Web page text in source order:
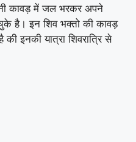
कावड़ में जल भरकर अपने
चुके है। इन शिव भक्तो की कावड़
की इनकी यात्रा शिवरात्रि से